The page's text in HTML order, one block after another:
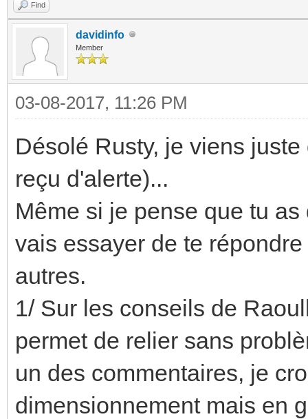
Find
davidinfo
Member
03-08-2017, 11:26 PM
Désolé Rusty, je viens
reçu d'alerte)...
Même si je pense que tu
vais essayer de te
autres.
1/ Sur les conseils de
permet de relier sans
un des commentaires, je
dimensionnement mais en